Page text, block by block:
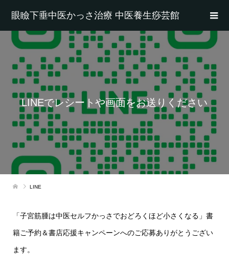
眼瞼下垂中医かっさ治療 中医養生痧芸館
LINEでレシートや画面をお送りください
LINE
「子宮筋腫は中医セルフかっさでおどろくほど小さくなる」書
籍ご予約＆書店応援キャンペーンへのご応募ありがとうござい
ます。